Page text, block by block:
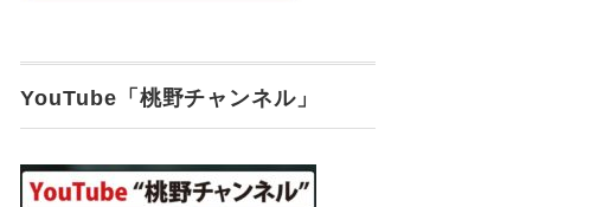
YouTube「桃野チャンネル」